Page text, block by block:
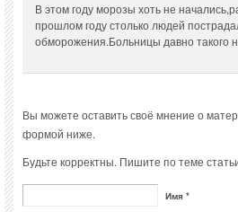
В этом году морозы хоть не
прошлом году столько людей
обморожения.Больницы давно такого
Вы можете оставить своё мнение о
формой ниже.
Будьте корректны. Пишите по теме
Имя *